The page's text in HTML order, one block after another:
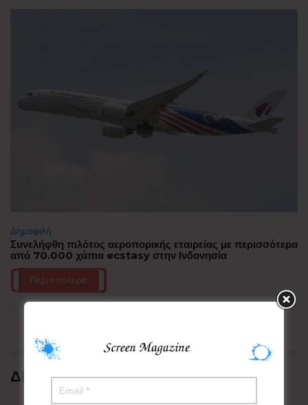
Δημοφιλή
Συνελήφθη πιλότος αεροπορικής εταιρείας με περισσότερα
από 70.000 χάπια ecstasy στην Ινδονησία
Περισσότερα
ΔΗΜΟΦΙΛΗ